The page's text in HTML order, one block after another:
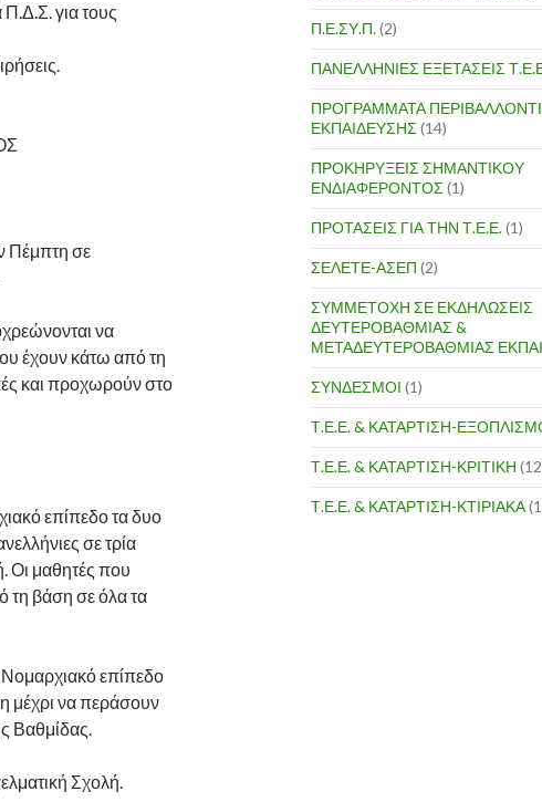
Π.Δ.Σ. για τους
Πέμπτη σε
να
έχουν κάτω από τη
και προχωρούν στο
επίπεδο τα δυο
σε τρία
Οι μαθητές που
τη βάση σε όλα τα
επίπεδο
μέχρι να περάσουν
Βαθμίδας.
Σχολή.
Π.Ε.ΣΥ.Π.(2)
ΠΑΝΕΛΛΗΝΙΕΣ ΕΞΕΤΑΣΕΙΣ
ΠΡΟΓΡΑΜΜΑΤΑ
ΕΚΠΑΙΔΕΥΣΗΣ (14)
ΠΡΟΚΗΡΥΞΕΙΣ ΣΗΜΑΝΤΙΚΟΥ
ΕΝΔΙΑΦΕΡΟΝΤΟΣ (1)
ΠΡΟΤΑΣΕΙΣ ΓΙΑ ΤΗΝ Τ.Ε.Ε.(1)
ΣΕΛΕΤΕ-ΑΣΕΠ (2)
ΣΥΜΜΕΤΟΧΗ ΣΕ ΕΚΔΗΛΩΣΕΙΣ
ΔΕΥΤΕΡΟΒΑΘΜΙΑΣ &
ΜΕΤΑΔΕΥΤΕΡΟΒΑΘΜΙΑΣ
ΣΥΝΔΕΣΜΟΙ (1)
Τ.Ε.Ε. & ΚΑΤΑΡΤΙΣΗ-
Τ.Ε.Ε. & ΚΑΤΑΡΤΙΣΗ-ΚΡΙΤΙΚΗ
Τ.Ε.Ε. & ΚΑΤΑΡΤΙΣΗ-ΚΤΙΡΙΑΚΑ